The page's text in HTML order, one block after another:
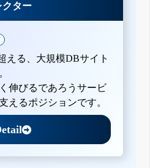
クター
える、大規模DBサイト
伸びるであろうサービ
えるポジションです。